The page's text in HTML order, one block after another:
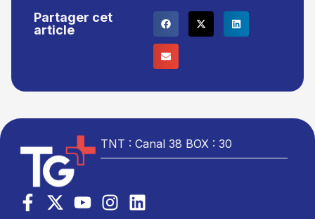
Partager cet
article
TNT : Canal 38 BOX : 30